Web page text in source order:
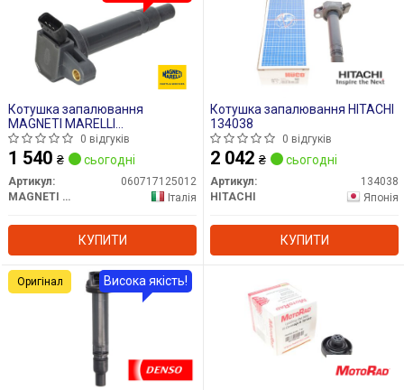
Котушка запалювання
MAGNETI MARELLI
0607171250120 відгуків
1 540 ₴ сьогодні
Артикул:
060717125012
MAGNETI MARELLI
Італія
КУПИТИ
Котушка запалювання HITACHI
134038
0 відгуків
2 042 ₴ сьогодні
Артикул:
134038
HITACHI
Японія
КУПИТИ
Висока якість!
Оригінал